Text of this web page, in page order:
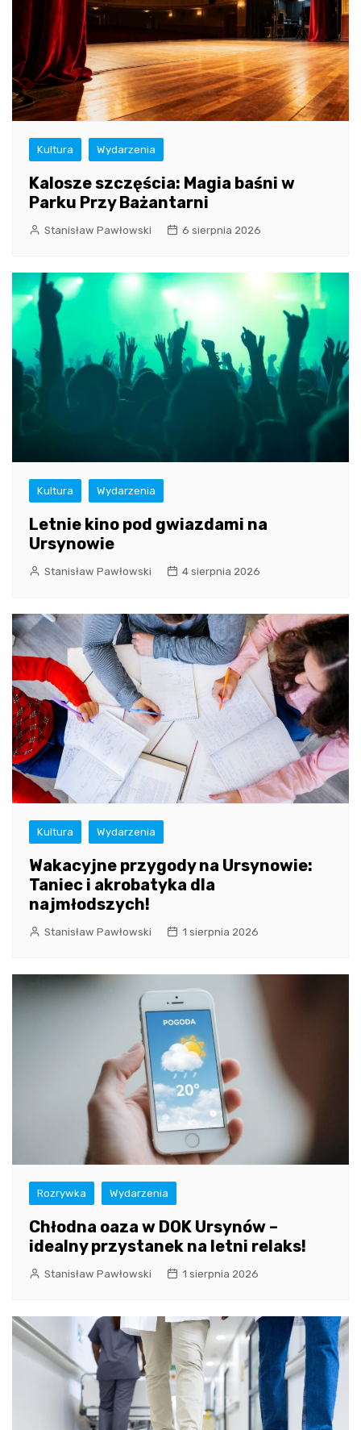
Kultura Wydarzenia
Kalosze szczęścia: Magia baśni w
Parku Przy Bażantarni
Stanisław Pawłowski 6 sierpnia 2026
Kultura Wydarzenia
Letnie kino pod gwiazdami na
Ursynowie
Stanisław Pawłowski 4 sierpnia 2026
Kultura Wydarzenia
Wakacyjne przygody na Ursynowie:
Taniec i akrobatyka dla
najmłodszych!
Stanisław Pawłowski 1 sierpnia 2026
Rozrywka Wydarzenia
Chłodna oaza w DOK Ursynów –
idealny przystanek na letni relaks!
Stanisław Pawłowski 1 sierpnia 2026